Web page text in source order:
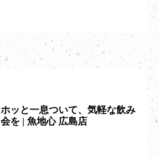
ホッと一息ついて、気軽な飲み
会を | 魚地心 広島店